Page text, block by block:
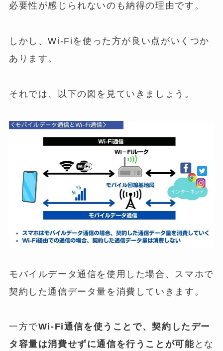
必要性が感じられないのも納得の理由です。
しかし、Wi-Fiを使った方が良い点がいくつか
あります。
それでは、以下の図を見ていきましょう。
モバイルデータ通信を使用した場合、スマホで
契約した通信データ量を消費していきます。
一方でWi-Fi通信を使うことで、契約したデー
タ容量は消費せずに通信を行うことが可能 とな